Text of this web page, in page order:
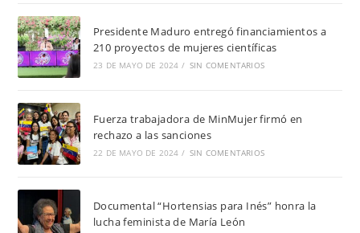
Presidente Maduro entregó financiamientos a
210 proyectos de mujeres científicas
23 DE MAYO DE 2024 / SIN COMENTARIOS
Fuerza trabajadora de MinMujer firmó en
rechazo a las sanciones
22 DE MAYO DE 2024 / SIN COMENTARIOS
Documental “Hortensias para Inés” honra la
lucha feminista de María León